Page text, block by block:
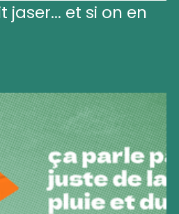
jaser... et si on en